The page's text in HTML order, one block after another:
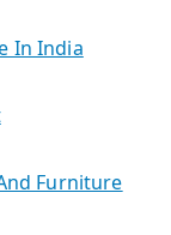
In India
Furniture